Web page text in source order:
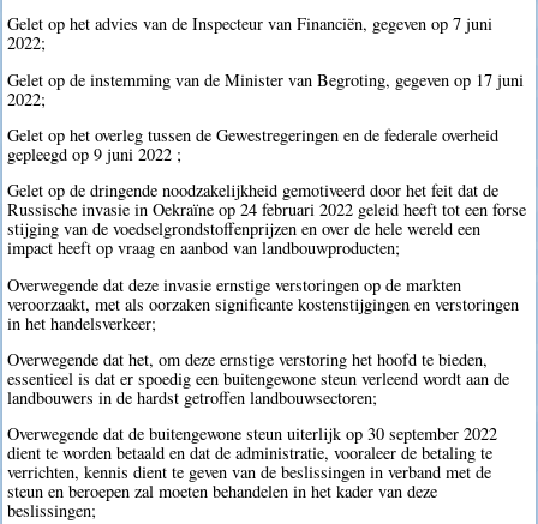
Gelet op het advies van de Inspecteur van Financiën, gegeven op 7 juni
2022;
Gelet op de instemming van de Minister van Begroting, gegeven op 17 juni
2022;
Gelet op het overleg tussen de Gewestregeringen en de federale overheid
gepleegd op 9 juni 2022 ;
Gelet op de dringende noodzakelijkheid gemotiveerd door het feit dat de
Russische invasie in Oekraïne op 24 februari 2022 geleid heeft tot een forse
stijging van de voedselgrondstoffenprijzen en over de hele wereld een
impact heeft op vraag en aanbod van landbouwproducten;
Overwegende dat deze invasie ernstige verstoringen op de markten
veroorzaakt, met als oorzaken significante kostenstijgingen en verstoringen
in het handelsverkeer;
Overwegende dat het, om deze ernstige verstoring het hoofd te bieden,
essentieel is dat er spoedig een buitengewone steun verleend wordt aan de
landbouwers in de hardst getroffen landbouwsectoren;
Overwegende dat de buitengewone steun uiterlijk op 30 september 2022
dient te worden betaald en dat de administratie, vooraleer de betaling te
verrichten, kennis dient te geven van de beslissingen in verband met de
steun en beroepen zal moeten behandelen in het kader van deze
beslissingen;